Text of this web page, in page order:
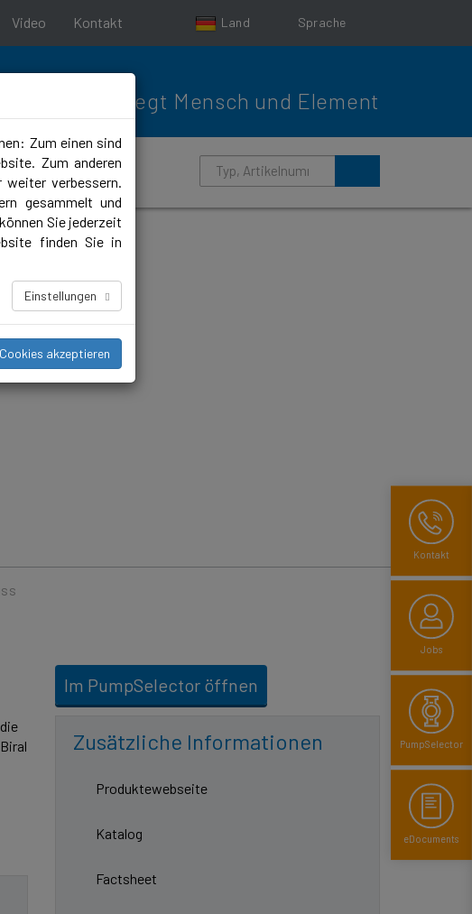
Land Sprache
Video Kontakt
Bewegt Mensch und Element
Kontakt
Jobs
PumpSelector
eDocuments
Im PumpSelector öffnen
Zusätzliche Informationen
Produktewebseite
Katalog
Factsheet
Zum einen sind
Zum anderen
verbessern.
gesammelt und
Sie jederzeit
finden Sie in
Einstellungen
akzeptieren